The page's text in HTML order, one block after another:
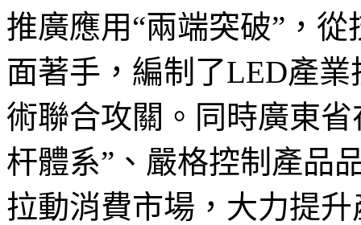
推廣應用“兩端突破”，
面著手，編制了LED產
術聯合攻關。同時廣東
杆體系”、嚴格控制產品
拉動消費市場，大力提